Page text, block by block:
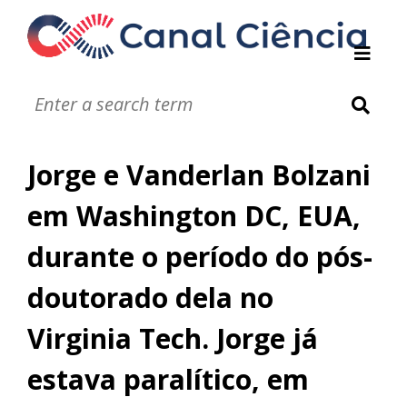
Notáveis
Infográficos
Vídeos
Áudios
Jorge e Vanderlan Bolzani
em Washington DC, EUA,
durante o período do pós-
doutorado dela no
Virginia Tech. Jorge já
estava paralítico, em